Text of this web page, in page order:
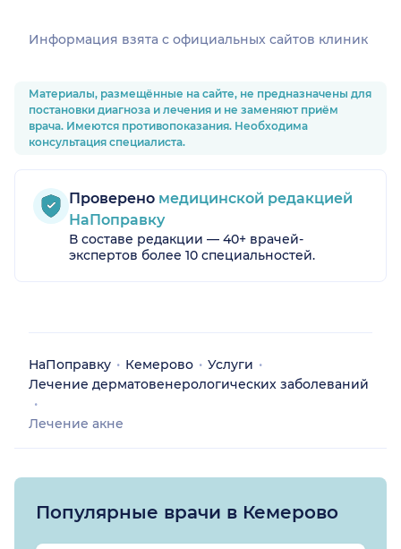
Информация взята c официальных сайтов клиник
Материалы, размещённые на сайте, не предназначены для
постановки диагноза и лечения и не заменяют приём
врача. Имеются противопоказания. Необходима
консультация специалиста.
Проверено медицинской редакцией
НаПоправку
В составе редакции — 40+ врачей-
экспертов более 10 специальностей.
НаПоправку Кемерово
Услуги
Лечение дерматовенерологических заболеваний
Лечение акне
Популярные врачи в Кемерово